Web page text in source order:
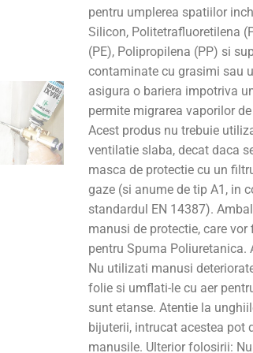
pentru umplerea spatiilor
Silicon, Politetrafluoretilena
(PE), Polipropilena (PP) si
contaminate cu grasimi sau
asigura o bariera impotriva
permite migrarea vaporilor
Acest produs nu trebuie
ventilatie slaba, decat daca
masca de protectie cu un
gaze (si anume de tip A1, in
standardul EN 14387).
manusi de protectie, care
pentru Spuma Poliuretanica.
Nu utilizati manusi
folie si umflati-le cu aer
sunt etanse. Atentie la
bijuterii, intrucat acestea pot
manusile. Ulterior folosirii: